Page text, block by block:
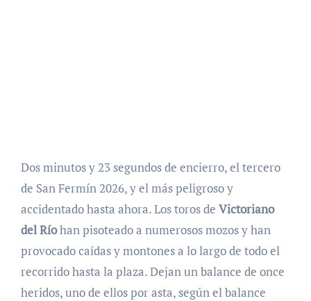
Dos minutos y 23 segundos de encierro, el tercero
de San Fermín 2026, y el más peligroso y
accidentado hasta ahora. Los toros de Victoriano
del Ríohan pisoteado a numerosos mozos y han
provocado caídas y montones a lo largo de todo el
recorrido hasta la plaza. Dejan un balance de once
heridos, uno de ellos por asta, según el balance